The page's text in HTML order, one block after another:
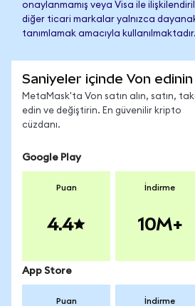
onaylanmamış veya Visa ile
diğer ticari markalar yalnızca dayanak
tanımlamak amacıyla kullanılmaktadır.
Saniyeler içinde Von edinin
MetaMask'ta Von satın alın, satın,
edin ve değiştirin. En güvenilir kripto
cüzdanı.
Google Play
Puan
4.4
İndirme
10M+
App Store
Puan İndirme